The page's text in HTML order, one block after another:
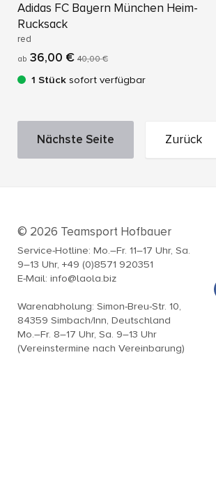
Adidas FC Bayern München Heim-
Rucksack
red
ab 36,00 € 40,00 €
1 Stück sofort verfügbar
Nächste Seite Zurück
© 2026 Teamsport Hofbauer
Service-Hotline: Mo.–Fr. 11–17 Uhr, Sa.
9–13 Uhr, +49 (0)8571 920351
E-Mail: info@laola.biz
Warenabholung: Simon-Breu-Str. 10,
84359 Simbach/Inn, Deutschland
Mo.–Fr. 8–17 Uhr, Sa. 9–13 Uhr
(Vereinstermine nach Vereinbarung)